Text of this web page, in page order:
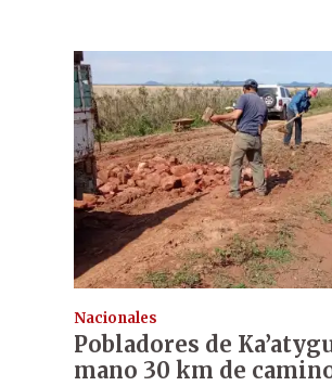
Nacionales
Pobladores de
mano 30 km de